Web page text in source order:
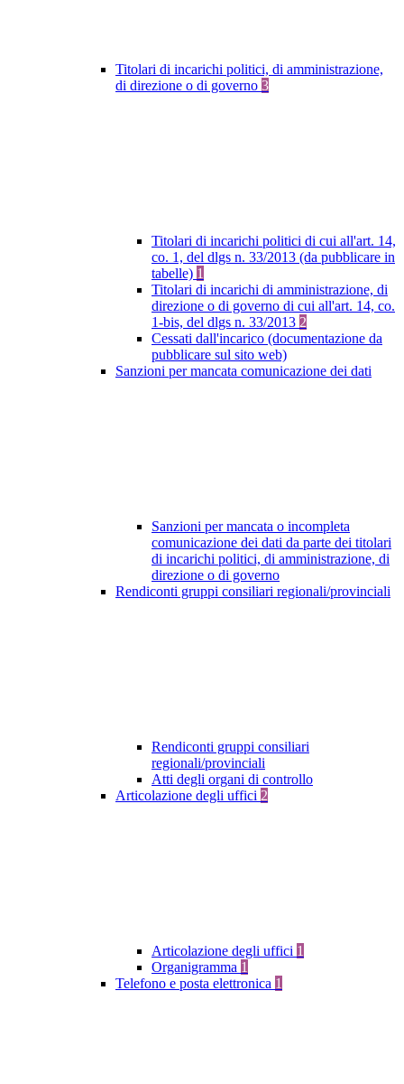
Titolari di incarichi politici, di amministrazione,
di direzione o di governo 3
Titolari di incarichi politici di cui all'art. 14,
co. 1, del dlgs n. 33/2013 (da pubblicare in
tabelle) 1
Titolari di incarichi di amministrazione, di
direzione o di governo di cui all'art. 14, co.
1-bis, del dlgs n. 33/2013 2
Cessati dall'incarico (documentazione da
pubblicare sul sito web)
Sanzioni per mancata comunicazione dei dati
Sanzioni per mancata o incompleta
comunicazione dei dati da parte dei titolari
di incarichi politici, di amministrazione, di
direzione o di governo
Rendiconti gruppi consiliari regionali/provinciali
Rendiconti gruppi consiliari
regionali/provinciali
Atti degli organi di controllo
Articolazione degli uffici 2
Articolazione degli uffici 1
Organigramma 1
Telefono e posta elettronica 1